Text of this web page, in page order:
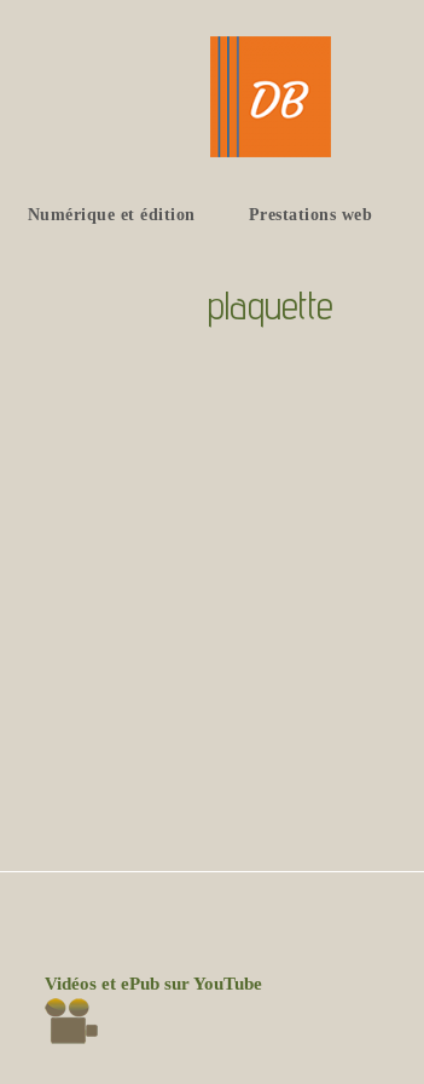
Numérique et édition Prestations web
plaquette
Vidéos et ePub sur YouTube